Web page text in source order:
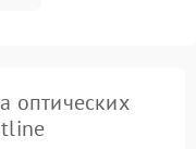
оптических